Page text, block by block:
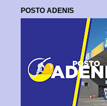
POSTO ADENIS